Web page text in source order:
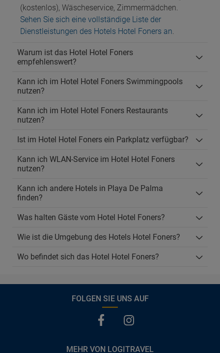
(kostenlos), Wäscheservice, Zimmermädchen.
Sehen Sie sich eine vollständige Liste der
Dienstleistungen des Hotels Hotel Foners an.
Warum ist das Hotel Hotel Foners
empfehlenswert?
Kann ich im Hotel Hotel Foners Swimmingpools
nutzen?
Kann ich im Hotel Hotel Foners Restaurants
nutzen?
Ist im Hotel Hotel Foners ein Parkplatz verfügbar?
Kann ich WLAN-Service im Hotel Hotel Foners
nutzen?
Kann ich andere Hotels in Playa De Palma
finden?
Was halten Gäste vom Hotel Hotel Foners?
Wie ist die Umgebung des Hotels Hotel Foners?
Wo befindet sich das Hotel Hotel Foners?
FOLGEN SIE UNS AUF
MEHR VON LOGITRAVEL